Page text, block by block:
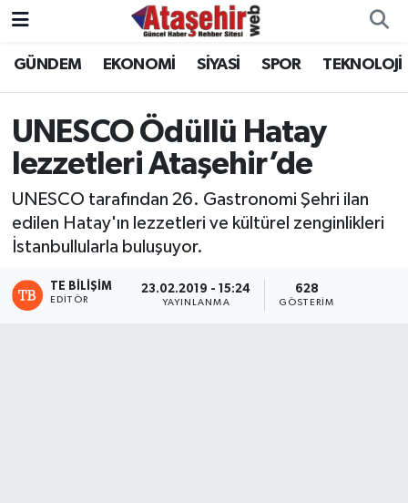
GÜNDEM EKONOMİ SİYASİ SPOR TEKNOLOJİ
UNESCO Ödüllü Hatay
lezzetleri Ataşehir’de
UNESCO tarafından 26. Gastronomi Şehri ilan
edilen Hatay'ın lezzetleri ve kültürel zenginlikleri
İstanbullularla buluşuyor.
TE BILIŞIM
EDITÖR
23.02.2019 - 15:24
YAYINLANMA
628
GÖSTERIM
Hava Durumu
Trafik Durumu
Süper Lig Puan Durumu ve Fikstür
Tüm Manşetler
Son Dakika Haberleri
Haber Arşivi